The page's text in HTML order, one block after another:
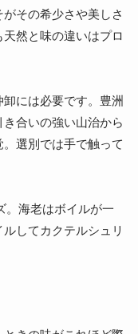
その希少さや美しさ
然と味の違いはプロ
には必要です。豊洲
合いの強い山治から
選別では手で触って
。海老はボイルが一
してカクテルシュリ